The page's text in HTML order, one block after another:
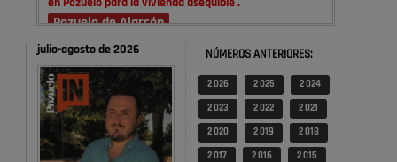
en Pozuelo para la vivienda asequible .
Pozuelo de Alarcón
Pozuelo desbloquea
definitivamente Huerta
Grande: las obras …
También pienso que si no fuéramos tan sucios no haría
falta denunciar nada
julio-agosto de 2026 NÚMEROS ANTERIORES:
2 026 2 025 2 024
2 023 2 022 2 021
2 020 2 019 2 018
2 017 2 016 2 015